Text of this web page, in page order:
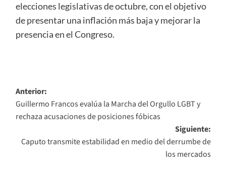
elecciones legislativas de octubre, con el objetivo
de presentar una inflación más baja y mejorar la
presencia en el Congreso.
Navegación
de
entradas
Anterior:
Guillermo Francos evalúa la Marcha del Orgullo LGBT y
rechaza acusaciones de posiciones fóbicas
Siguiente:
Caputo transmite estabilidad en medio del derrumbe de
los mercados